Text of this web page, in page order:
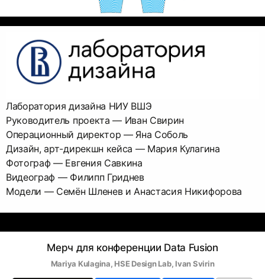
Лаборатория дизайна НИУ ВШЭ
Руководитель проекта — Иван Свирин
Операционный директор — Яна Соболь
Дизайн, арт-дирекшн кейса — Мария Кулагина
Фотограф — Евгения Савкина
Видеограф — Филипп Гриднев
Модели — Семён Шленев и Анастасия Никифорова
Мерч для конференции Data Fusion
Mariya Kulagina, HSE Design Lab, Ivan Svirin